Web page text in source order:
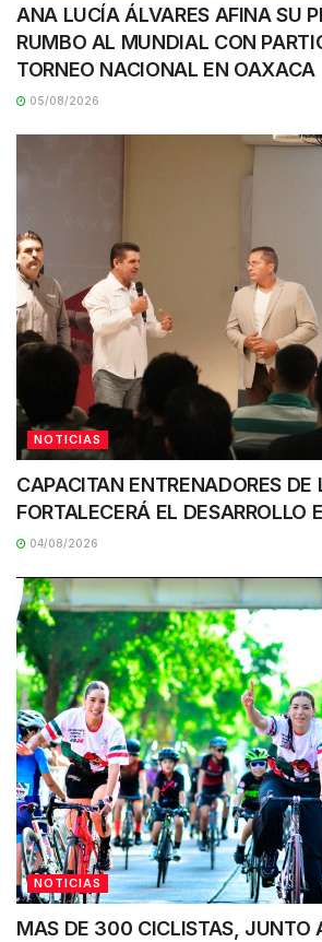
ANA LUCÍA ÁLVARES AFINA SU
RUMBO AL MUNDIAL CON
TORNEO NACIONAL EN OAXACA
05/08/2026
NOTICIAS
CAPACITAN ENTRENADORES DE
FORTALECERÁ EL DESARROLLO
04/08/2026
NOTICIAS
MAS DE 300 CICLISTAS, JUNTO